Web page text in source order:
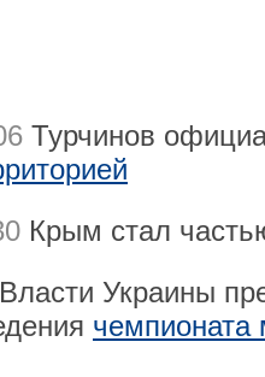
Турчинов
Крым стал
Власти Украины
чемпионата